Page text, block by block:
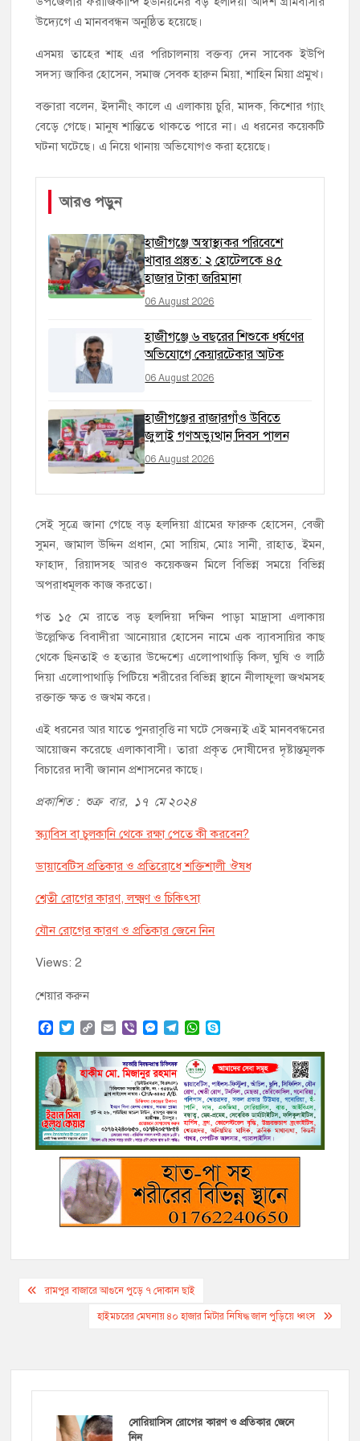
উদ্যেগে এ মানববন্ধন অনুষ্ঠিত হয়েছে।
এসময় তাহের শাহ এর পরিচালনায় বক্তব্য দেন সাবেক ইউপি
সদস্য জাকির হোসেন, সমাজ সেবক হারুন মিয়া, শাহিন মিয়া প্রমুখ।
বক্তারা বলেন, ইদানীং কালে এ এলাকায় চুরি, মাদক, কিশোর গ্যাং
বেড়ে গেছে। মানুষ শান্তিতে থাকতে পারে না। এ ধরনের কয়েকটি
ঘটনা ঘটেছে। এ নিয়ে থানায় অভিযোগও করা হয়েছে।
আরও পড়ুন
হাজীগঞ্জে অস্বাস্থ্যকর পরিবেশে
খাবার প্রস্তুত: ২ হোটেলকে ৪৫
হাজার টাকা জরিমানা
06 August 2026
হাজীগঞ্জে ৬ বছরের শিশুকে ধর্ষণের
অভিযোগে কেয়ারটেকার আটক
06 August 2026
হাজীগঞ্জের রাজারগাঁও উবিতে
জুলাই গণঅভ্যুত্থান দিবস পালন
06 August 2026
সেই সূত্রে জানা গেছে বড় হলদিয়া গ্রামের ফারুক হোসেন, বেজী
সুমন, জামাল উদ্দিন প্রধান, মো সায়িম, মোঃ সানী, রাহাত, ইমন,
ফাহাদ, রিয়াদসহ আরও কয়েকজন মিলে বিভিন্ন সময়ে বিভিন্ন
অপরাধমূলক কাজ করতো।
গত ১৫ মে রাতে বড় হলদিয়া দক্ষিন পাড়া মাদ্রাসা এলাকায়
উল্লেক্ষিত বিবাদীরা আনোয়ার হোসেন নামে এক ব্যাবসায়ির কাছ
থেকে ছিনতাই ও হত্যার উদ্দেশ্যে এলোপাথাড়ি কিল, ঘুষি ও লাঠি
দিয়া এলোপাথাড়ি পিটিয়ে শরীরের বিভিন্ন স্থানে নীলাফুলা জখমসহ
রক্তাক্ত ক্ষত ও জখম করে।
এই ধরনের আর যাতে পুনরাবৃত্তি না ঘটে সেজন্যই এই মানববন্ধনের
আয়োজন করেছে এলাকাবাসী। তারা প্রকৃত দোষীদের দৃষ্টান্তমূলক
বিচারের দাবী জানান প্রশাসনের কাছে।
প্রকাশিত : শুক্র বার, ১৭ মে ২০২৪
স্ক্যাবিস বা চুলকানি থেকে রক্ষা পেতে কী করবেন?
ডায়াবেটিস প্রতিকার ও প্রতিরোধে শক্তিশালী ঔষধ
শ্বেতী রোগের কারণ, লক্ষ্মণ ও চিকিৎসা
যৌন রোগের কারণ ও প্রতিকার জেনে নিন
Views: 2
শেয়ার করুন
F
c
e
b
o
o
k
T
i
t
t
e
r
C
p
y
i
n
k
E
a
i
l
V
b
e
r
M
s
s
e
n
g
e
r
T
l
e
g
a
m
W
a
t
s
A
p
p
y
p
e
Post
navigation
রামপুর বাজারে আগুনে পুড়ে ৭ দোকান ছাই
হাইমচরের মেঘনায় ৪০ হাজার মিটার নিষিদ্ধ জাল পুড়িয়ে ধ্বংস
সোরিয়াসিস রোগের কারণ ও প্রতিকার জেনে
নিন